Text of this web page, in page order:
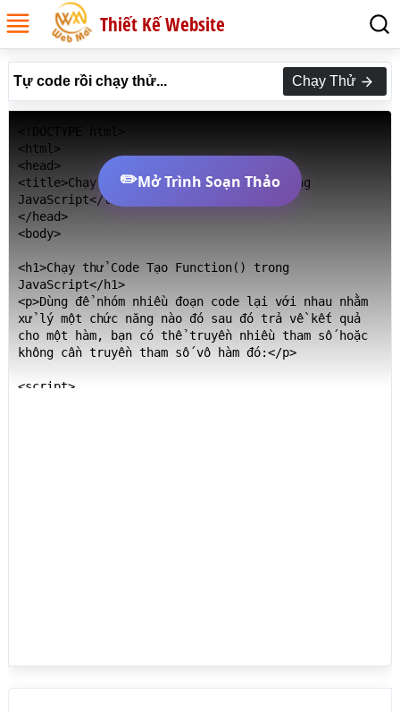
Thiết Kế Website
Tự code rồi chạy thử... Chạy Thử
<html>
<head>
<title>Chạy thử Code Tạo Function() trong
JavaScript</title>
</head>
<body>
<h1>Chạy thử Code Tạo Function() trong
JavaScript</h1>
<p>Dùng để nhóm nhiều đoạn code lại với nhau nhằm
xử lý một chức năng nào đó sau đó trả về kết quả
cho một hàm, bạn có thể truyền nhiều tham số hoặc
không cần truyền tham số vô hàm đó:</p>
<script>
✏️Mở Trình Soạn Thảo